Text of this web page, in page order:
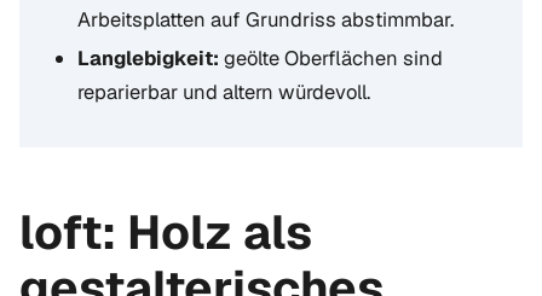
Arbeitsplatten auf Grundriss abstimmbar.
Langlebigkeit: geölte Oberflächen sind
reparierbar und altern würdevoll.
loft: Holz als